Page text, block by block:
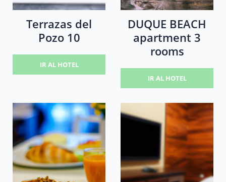
Terrazas del
Pozo 10
IR AL HOTEL
DUQUE BEACH
apartment 3
rooms
IR AL HOTEL